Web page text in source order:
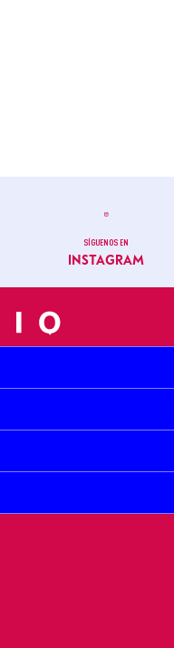
SÍGUENOS EN
INSTAGRAM